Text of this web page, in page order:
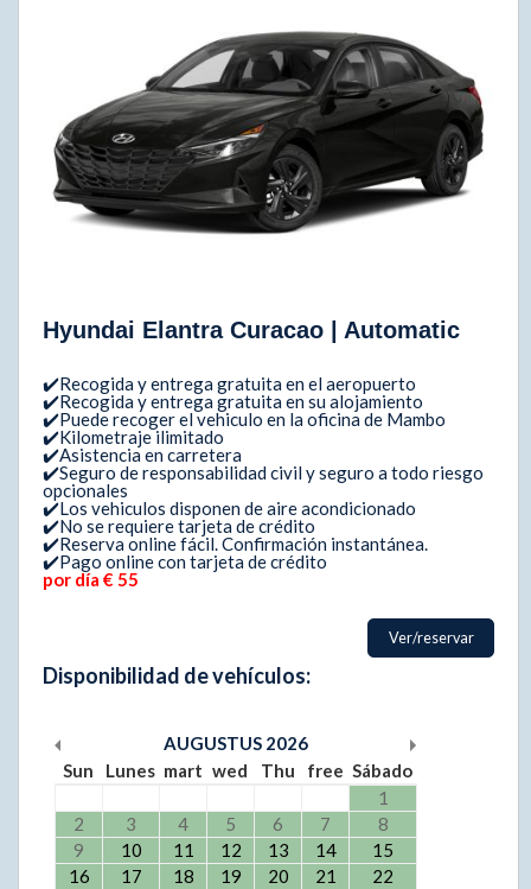
Hyundai Elantra Curacao | Automatic
✔️Recogida y entrega gratuita en el aeropuerto
✔️Recogida y entrega gratuita en su alojamiento
✔️Puede recoger el vehiculo en la oficina de Mambo
✔️Kilometraje ilimitado
✔️Asistencia en carretera
✔️Seguro de responsabilidad civil y seguro a todo riesgo
opcionales
✔️Los vehiculos disponen de aire acondicionado
✔️No se requiere tarjeta de crédito
✔️Reserva online fácil. Confirmación instantánea.
✔️Pago online con tarjeta de crédito
por día € 55
Ver/reservar
Disponibilidad de vehículos:
AUGUSTUS 2026
Sun
Lunes mart wed Thu free Sábado
1
2
3 4 5 6 7
8
9
10 11 12 13 14
15
16
17 18 19 20 21
22